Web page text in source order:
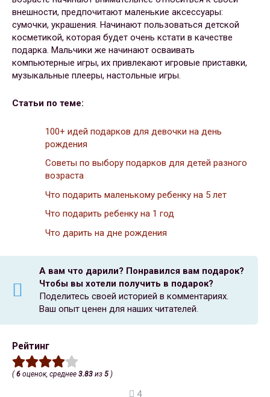
внешности, предпочитают маленькие аксессуары:
сумочки, украшения. Начинают пользоваться детской
косметикой, которая будет очень кстати в качестве
подарка. Мальчики же начинают осваивать
компьютерные игры, их привлекают игровые приставки,
музыкальные плееры, настольные игры.
Статьи по теме:
100+ идей подарков для девочки на день
рождения
Советы по выбору подарков для детей разного
возраста
Что подарить маленькому ребенку на 5 лет
Что подарить ребенку на 1 год
Что дарить на дне рождения
А вам что дарили? Понравился вам подарок?
Чтобы вы хотели получить в подарок?
Поделитесь своей историей в комментариях.
Ваш опыт ценен для наших читателей.
Рейтинг
( 6 оценок, среднее 3.83 из 5 )
4